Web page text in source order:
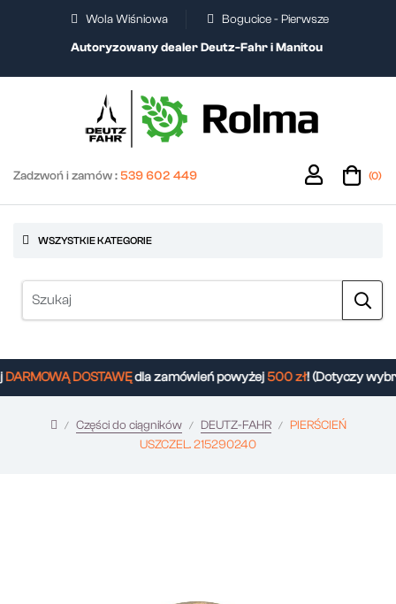
Wola Wiśniowa
Bogucice - Pierwsze
Autoryzowany dealer Deutz-Fahr i Manitou
Zadzwoń i zamów :539 602 449 (0)
WSZYSTKIE KATEGORIE
DOSTAWĘdla zamówień powyżej500 zł! (Dotyczy
Części do ciągników DEUTZ-FAHR
PIERŚCIEŃ
USZCZEL. 215290240